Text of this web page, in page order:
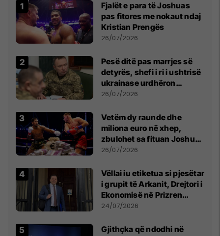
Fjalët e para të Joshuas
pas fitores me nokaut ndaj
Kristian Prengës
26/07/2026
Pesë ditë pas marrjes së
detyrës, shefi i ri i ushtrisë
ukrainase urdhëron
kontroll të madh
26/07/2026
Vetëm dy raunde dhe
miliona euro në xhep,
zbulohet sa fituan Joshua
e Prenga
26/07/2026
Vëllai iu etiketua si pjesëtar
i grupit të Arkanit, Drejtori i
Ekonomisë në Prizren
mohon pretendimet
24/07/2026
Gjithçka që ndodhi në